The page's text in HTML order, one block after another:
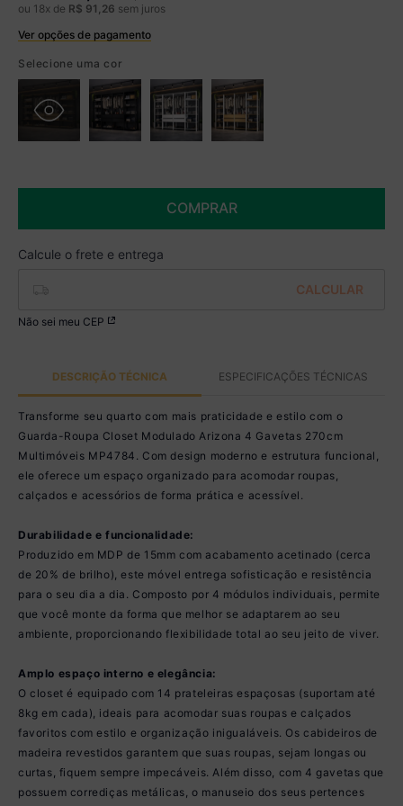
ou 18x de R$ 91 26 sem juros
Ver opções de pagamento
Boleto
R$ 1.358,49 à vista no Boleto
Você economizaR$ 71,50
Selecione uma cor
COMPRAR
Não sei meu CEP
DESCRIÇÃO TÉCNICA ESPECIFICAÇÕES TÉCNICAS
Transforme seu quarto com mais praticidade e estilo com o
Guarda-Roupa Closet Modulado Arizona 4 Gavetas 270cm
Multimóveis MP4784. Com design moderno e estrutura funcional,
ele oferece um espaço organizado para acomodar roupas,
calçados e acessórios de forma prática e acessível.
Durabilidade e funcionalidade:
Produzido em MDP de 15mm com acabamento acetinado (cerca
de 20% de brilho), este móvel entrega sofisticação e resistência
para o seu dia a dia. Composto por 4 módulos individuais, permite
que você monte da forma que melhor se adaptarem ao seu
ambiente, proporcionando flexibilidade total ao seu jeito de viver.
Amplo espaço interno e elegância:
O closet é equipado com 14 prateleiras espaçosas (suportam até
8kg em cada), ideais para acomodar suas roupas e calçados
favoritos com estilo e organização inigualáveis. Os cabideiros de
madeira revestidos garantem que suas roupas, sejam longas ou
curtas, fiquem sempre impecáveis. Além disso, com 4 gavetas que
possuem corrediças metálicas, o manuseio dos seus pertences